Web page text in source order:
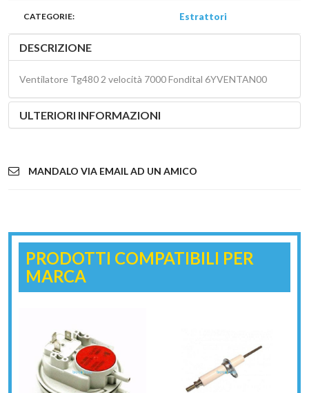
CATEGORIE: Estrattori
DESCRIZIONE
Ventilatore Tg480 2 velocità 7000 Fondital 6YVENTAN00
ULTERIORI INFORMAZIONI
MANDALO VIA EMAIL AD UN AMICO
PRODOTTI COMPATIBILI PER
MARCA